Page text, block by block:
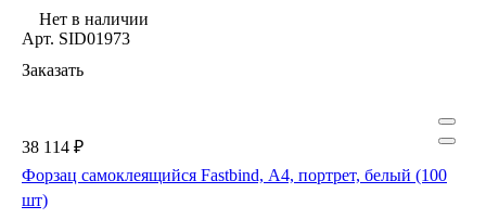
Нет в наличии
Арт. SID01973
Заказать
38 114 ₽
Форзац самоклеящийся Fastbind, А4, портрет, белый (100
шт)